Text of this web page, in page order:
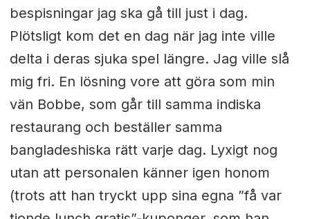
bespisningar jag ska gå till just i dag.
Plötsligt kom det en dag när jag inte ville
delta i deras sjuka spel längre. Jag ville slå
mig fri. En lösning vore att göra som min
vän Bobbe, som går till samma indiska
restaurang och beställer samma
bangladeshiska rätt varje dag. Lyxigt nog
utan att personalen känner igen honom
(trots att han tryckt upp sina egna ”få var